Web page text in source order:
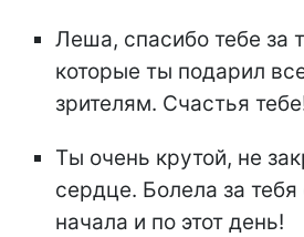
Леша, спасибо тебе за
которые ты подарил
зрителям. Счастья
Ты очень крутой, не
сердце. Болела за тебя
начала и по этот день!